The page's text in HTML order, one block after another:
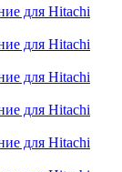
для Hitachi
для Hitachi
для Hitachi
для Hitachi
для Hitachi